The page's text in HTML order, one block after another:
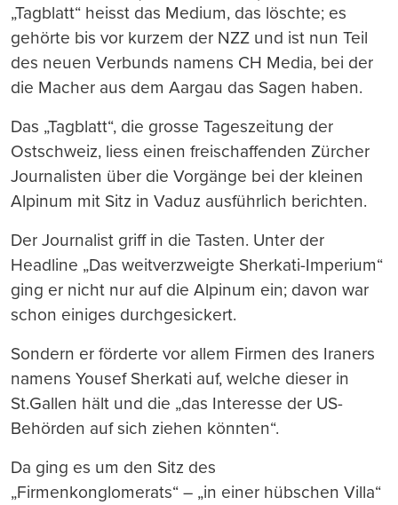
„Tagblatt“ heisst das Medium, das löschte; es
gehörte bis vor kurzem der NZZ und ist nun Teil
des neuen Verbunds namens CH Media, bei der
die Macher aus dem Aargau das Sagen haben.
Das „Tagblatt“, die grosse Tageszeitung der
Ostschweiz, liess einen freischaffenden Zürcher
Journalisten über die Vorgänge bei der kleinen
Alpinum mit Sitz in Vaduz ausführlich berichten.
Der Journalist griff in die Tasten. Unter der
Headline „Das weitverzweigte Sherkati-Imperium“
ging er nicht nur auf die Alpinum ein; davon war
schon einiges durchgesickert.
Sondern er förderte vor allem Firmen des Iraners
namens Yousef Sherkati auf, welche dieser in
St.Gallen hält und die „das Interesse der US-
Behörden auf sich ziehen könnten“.
Da ging es um den Sitz des
„Firmenkonglomerats“ – „in einer hübschen Villa“